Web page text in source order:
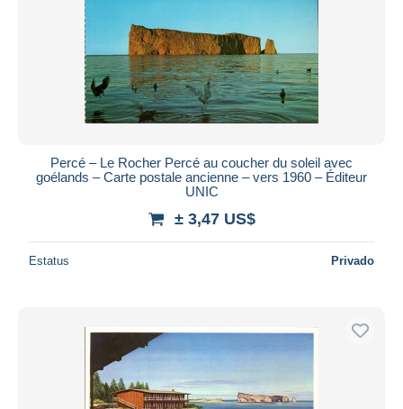
Percé – Le Rocher Percé au coucher du soleil avec
goélands – Carte postale ancienne – vers 1960 – Éditeur
UNIC
± 3,47 US$
Estatus Privado